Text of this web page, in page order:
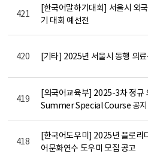
421
[한국어말하기대회] 서울시 외
기 대회 예선전
420 [기타] 2025년 서울시 동행 의
419
[외국어교육부] 2025-3차 정규
Summer Special Course 공지
418
[한국어도우미] 2025년 플로리
어문화연수 도우미 모집 공고